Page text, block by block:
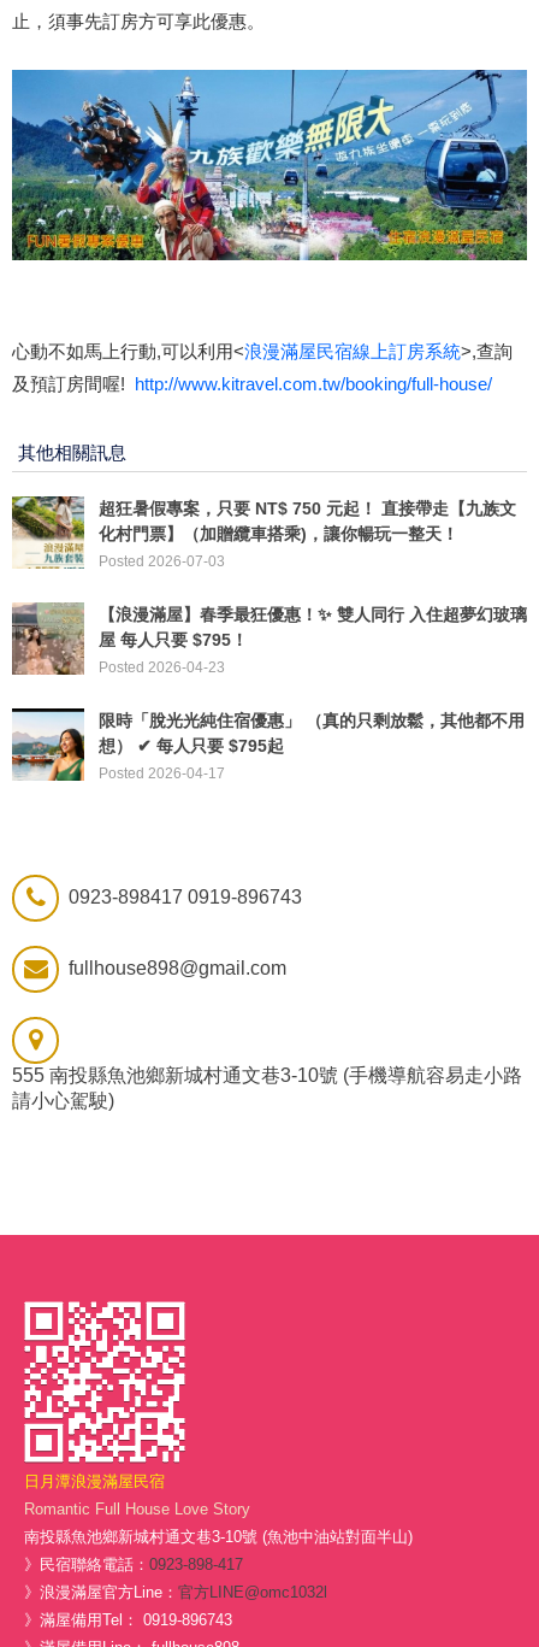
止，須事先訂房方可享此優惠。
心動不如馬上行動,可以利用<浪漫滿屋民宿線上訂房系統>,查詢
及預訂房間喔! http://www.kitravel.com.tw/booking/full-house/
其他相關訊息
超狂暑假專案，只要 NT$ 750 元起！ 直接帶走【九族文
化村門票】（加贈纜車搭乘)，讓你暢玩一整天！
Posted 2026-07-03
【浪漫滿屋】春季最狂優惠！✨ ​雙人同行 入住超夢幻玻璃
屋 每人只要 $795！
Posted 2026-04-23
限時「脫光光純住宿優惠」 （真的只剩放鬆，其他都不用
想） ✔ 每人只要 $795起
Posted 2026-04-17
0923-898417 0919-896743
fullhouse898@gmail.com
555 南投縣魚池鄉新城村通文巷3-10號 (手機導航容易走小路
請小心駕駛)
日月潭浪漫滿屋民宿
Romantic Full House Love Story
南投縣魚池鄉新城村通文巷3-10號 (魚池中油站對面半山)
》民宿聯絡電話： 0923-898-417
》浪漫滿屋官方Line： 官方LINE@omc1032l
》滿屋備用Tel： 0919-896743